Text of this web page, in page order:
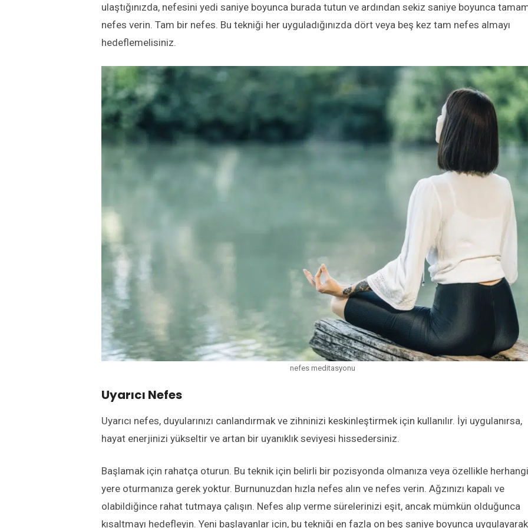
ulaştığınızda, nefesini yedi saniye boyunca burada tutun ve ardından sekiz saniye boyunca
nefes verin. Tam bir nefes. Bu tekniği her uyguladığınızda dört veya beş kez tam nefes almayı
hedeflemelisiniz.
nefes meditasyonu
Uyarıcı Nefes
Uyarıcı nefes, duyularınızı canlandırmak ve zihninizi keskinleştirmek için kullanılır. İyi uygulanırsa,
hayat enerjinizi yükseltir ve artan bir uyanıklık seviyesi hissedersiniz.
Başlamak için rahatça oturun. Bu teknik için belirli bir pozisyonda olmanıza veya özellikle
yere oturmanıza gerek yoktur. Burnunuzdan hızla nefes alın ve nefes verin. Ağzınızı kapalı ve
olabildiğince rahat tutmaya çalışın. Nefes alıp verme sürelerinizi eşit, ancak mümkün olduğunca
kısaltmayı hedefleyin. Yeni başlayanlar için, bu tekniği en fazla on beş saniye boyunca uygulayarak